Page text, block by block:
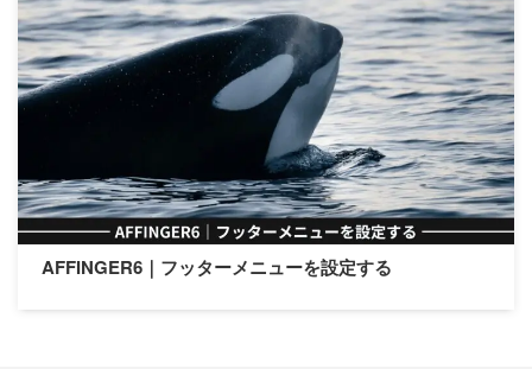
AFFINGER6｜フッターメニューを設定する